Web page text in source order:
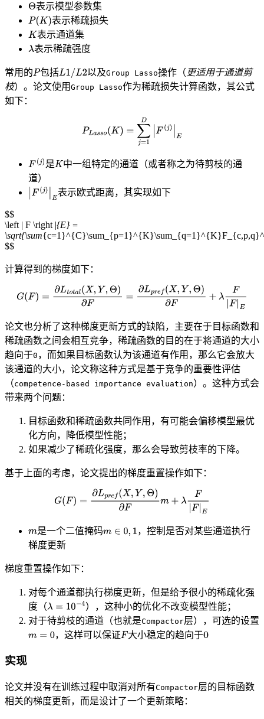
表示模型参数集
表示稀疏损失
表示通道集
表示稀疏强度
常用的 包括 以及Group Lasso操作（ 更适用于通道剪
枝）。论文使用 Group Lasso作为稀疏损失计算函数，其公式
如下：
是
中一组特定的通道（或者称之为待剪枝的通
道）
表示欧式距离，其实现如下
$$
\left | F \right |{E} =
\sqrt{\sum
$$
计算得到的梯度如下：
论文也分析了这种梯度更新方式的缺陷，主要在于目标函数和
稀疏函数之间会相互竞争，稀疏函数的目的在于将通道的大小
趋向于0 ，而如果目标函数认为该通道有作用，那么它会放大
该通道的大小，论文称这种方式是基于竞争的重要性评估
（competence-based importance evaluation）。这种方式会
带来两个问题：
目标函数和稀疏函数共同作用，有可能会偏移模型最优
化方向，降低模型性能；
如果减少了稀疏化强度，那么会导致剪枝率的下降。
基于上面的考虑，论文提出的梯度重置操作如下：
是一个二值掩码
，控制是否对某些通道执行
梯度更新
梯度重置操作如下：
对每个通道都执行梯度更新，但是给予很小的稀疏化强
度（
），这种小的优化不改变模型性能；
对于待剪枝的通道（也就是Compactor层），可选的设置
，这样可以保证
大小稳定的趋向于
实现
论文并没有在训练过程中取消对所有Compactor层的目标函数
相关的梯度更新，而是设计了一个更新策略：